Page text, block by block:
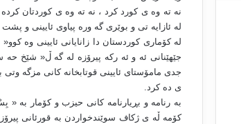
نه ته وه ی کورد کرد ، نه ته وه ی کوردتان
له ئازایه تی و بوێری گه وره پیاوی ئایینی و
له کۆماری کوردستان دا زانایانی ئایینی وه
جێهێنانی ئه و ئه رکه پیرۆزه له گه ڵ« شێخ
جدی مامۆستای ئایینی قوتابخانه کانی مزگه
ی ده کرد.
به رنامه و بڕیارنامه کانی حیزب و کۆمار به
کۆمه ڵه ی ژکاف سوێندخواردن به قورئانی